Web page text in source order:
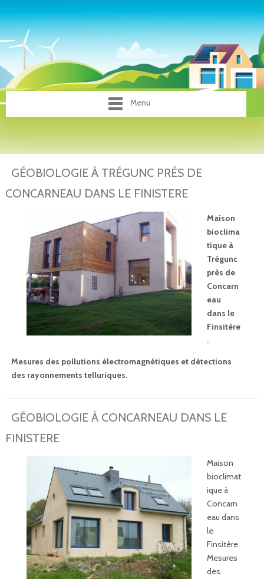
Menu
GÉOBIOLOGIE À TRÉGUNC PRÉS DE
CONCARNEAU DANS LE FINISTERE
Maison
bioclima
tique à
Trégunc
près de
Concarn
eau
dans le
Finsitère
.
Mesures des pollutions électromagnétiques et détections
des rayonnements telluriques.
GÉOBIOLOGIE À CONCARNEAU DANS LE
FINISTERE
Maison
bioclimat
ique à
Concarn
eau dans
le
Finsitère.
Mesures
des